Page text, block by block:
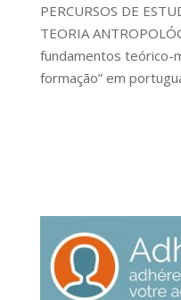
PERCURSOS DE
TEORIA
fundamentos teórico-
formação” em